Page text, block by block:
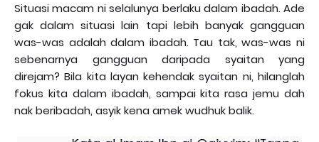
Situasi macam ni selalunya berlaku dalam ibadah. Ade
gak dalam situasi lain tapi lebih banyak gangguan
was-was adalah dalam ibadah. Tau tak, was-was ni
sebenarnya gangguan daripada syaitan yang
direjam? Bila kita layan kehendak syaitan ni, hilanglah
fokus kita dalam ibadah, sampai kita rasa jemu dah
nak beribadah, asyik kena amek wudhuk balik.